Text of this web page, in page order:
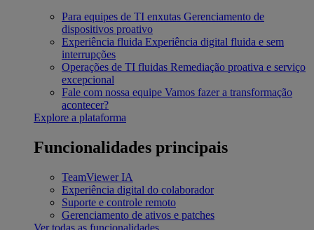
Para equipes de TI enxutas Gerenciamento de
dispositivos proativo
Experiência fluida Experiência digital fluida e sem
interrupções
Operações de TI fluidas Remediação proativa e serviço
excepcional
Fale com nossa equipe Vamos fazer a transformação
acontecer?
Explore a plataforma
Funcionalidades principais
TeamViewer IA
Experiência digital do colaborador
Suporte e controle remoto
Gerenciamento de ativos e patches
Ver todas as funcionalidades